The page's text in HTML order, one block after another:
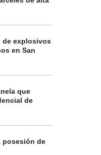
de explosivos
en San
que
de
posesión de